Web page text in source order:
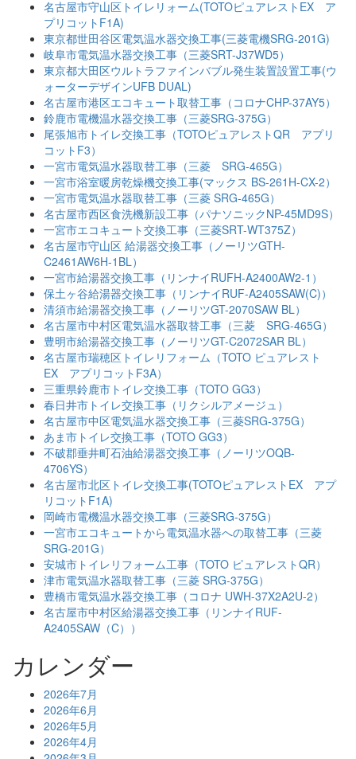
名古屋市守山区トイレリォーム(TOTOピュアレストEX ア
プリコットF1A)
東京都世田谷区電気温水器交換工事(三菱電機SRG-201G)
岐阜市電気温水器交換工事（三菱SRT-J37WD5）
東京都大田区ウルトラファインバブル発生装置設置工事(ウ
ォーターデザインUFB DUAL)
名古屋市港区エコキュート取替工事（コロナCHP-37AY5）
鈴鹿市電機温水器交換工事（三菱SRG-375G）
尾張旭市トイレ交換工事（TOTOピュアレストQR アプリ
コットF3）
一宮市電気温水器取替工事（三菱 SRG-465G）
一宮市浴室暖房乾燥機交換工事(マックス BS-261H-CX-2）
一宮市電気温水器取替工事（三菱 SRG-465G）
名古屋市西区食洗機新設工事（パナソニックNP-45MD9S）
一宮市エコキュート交換工事（三菱SRT-WT375Z）
名古屋市守山区 給湯器交換工事（ノーリツGTH-
C2461AW6H-1BL）
一宮市給湯器交換工事（リンナイRUFH-A2400AW2-1）
保土ヶ谷給湯器交換工事（リンナイRUF-A2405SAW(C)）
清須市給湯器交換工事（ノーリツGT-2070SAW BL）
名古屋市中村区電気温水器取替工事（三菱 SRG-465G）
豊明市給湯器交換工事（ノーリツGT-C2072SAR BL）
名古屋市瑞穂区トイレリフォーム（TOTO ピュアレスト
EX アプリコットF3A）
三重県鈴鹿市トイレ交換工事（TOTO GG3）
春日井市トイレ交換工事（リクシルアメージュ）
名古屋市中区電気温水器交換工事（三菱SRG-375G）
あま市トイレ交換工事（TOTO GG3）
不破郡垂井町石油給湯器交換工事（ノーリツOQB-
4706YS）
名古屋市北区トイレ交換工事(TOTOピュアレストEX アプ
リコットF1A)
岡崎市電機温水器交換工事（三菱SRG-375G）
一宮市エコキュートから電気温水器への取替工事（三菱
SRG-201G）
安城市トイレリフォーム工事（TOTO ピュアレストQR）
津市電気温水器取替工事（三菱 SRG-375G）
豊橋市電気温水器交換工事（コロナ UWH-37X2A2U-2）
名古屋市中村区給湯器交換工事（リンナイRUF-
A2405SAW（C））
カレンダー
2026年7月
2026年6月
2026年5月
2026年4月